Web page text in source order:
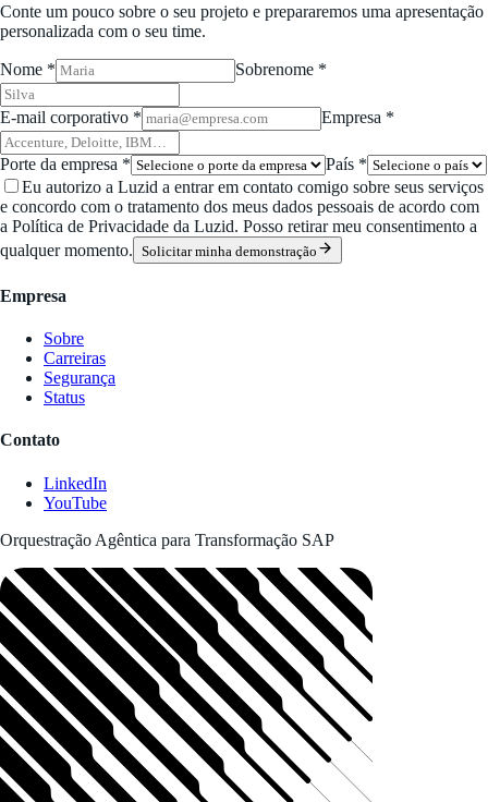
Conte um pouco sobre o seu projeto e prepararemos uma apresentação
personalizada com o seu time.
Nome * Sobrenome *
E-mail corporativo * Empresa *
Porte da empresa *
País *
Eu autorizo a Luzid a entrar em contato comigo sobre seus serviços
e concordo com o tratamento dos meus dados pessoais de acordo com
a Política de Privacidade da Luzid. Posso retirar meu consentimento a
qualquer momento. Solicitar minha demonstração
Empresa
Sobre
Carreiras
Segurança
Status
Contato
LinkedIn
YouTube
Orquestração Agêntica para Transformação SAP